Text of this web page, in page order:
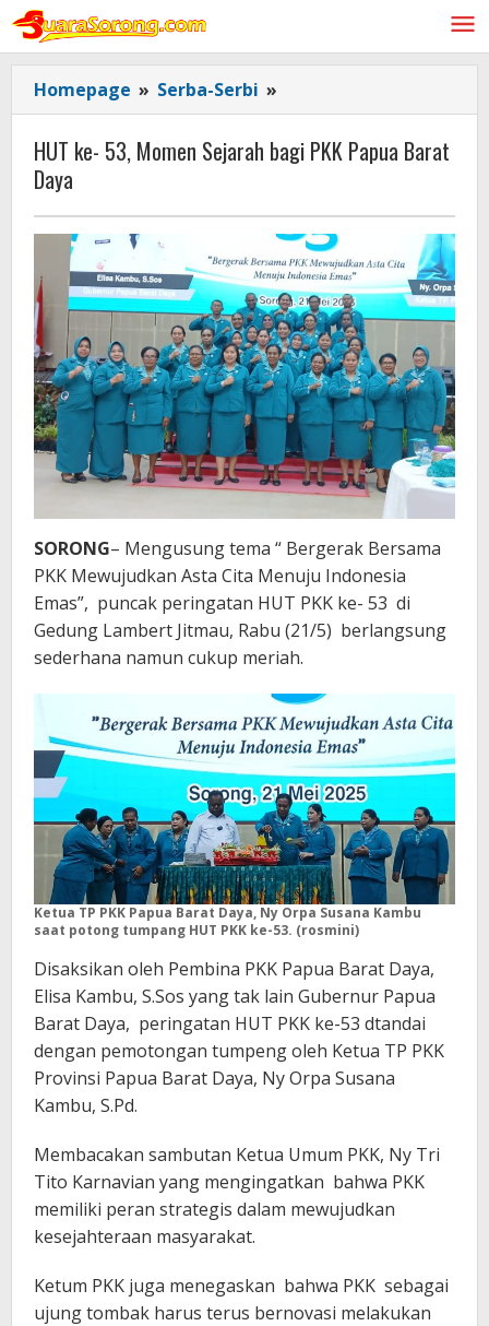
Lewati
konten
Homepage » Serba-Serbi »
ke-
53,
Momen
bagi
PKK
Papua
Barat
Daya
HUT ke- 53, Momen Sejarah bagi PKK Papua Barat
Daya
SORONG– Mengusung tema “ Bergerak Bersama
PKK Mewujudkan Asta Cita Menuju Indonesia
Emas”, puncak peringatan HUT PKK ke- 53 di
Gedung Lambert Jitmau, Rabu (21/5) berlangsung
sederhana namun cukup meriah.
Ketua TP PKK Papua Barat Daya, Ny Orpa Susana Kambu
saat potong tumpang HUT PKK ke-53. (rosmini)
Disaksikan oleh Pembina PKK Papua Barat Daya,
Elisa Kambu, S.Sos yang tak lain Gubernur Papua
Barat Daya, peringatan HUT PKK ke-53 dtandai
dengan pemotongan tumpeng oleh Ketua TP PKK
Provinsi Papua Barat Daya, Ny Orpa Susana
Kambu, S.Pd.
Membacakan sambutan Ketua Umum PKK, Ny Tri
Tito Karnavian yang mengingatkan bahwa PKK
memiliki peran strategis dalam mewujudkan
kesejahteraan masyarakat.
Ketum PKK juga menegaskan bahwa PKK sebagai
ujung tombak harus terus bernovasi melakukan